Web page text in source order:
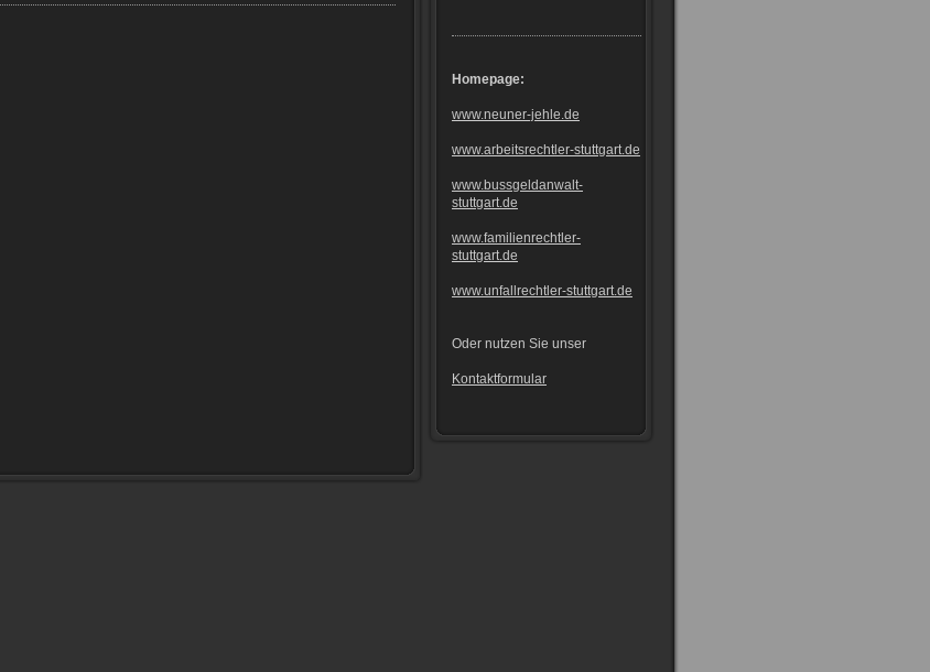
Homepage:
www.neuner-jehle.de
www.arbeitsrechtler-stuttgart.de
www.bussgeldanwalt-
stuttgart.de
www.familienrechtler-
stuttgart.de
www.unfallrechtler-stuttgart.de
Oder nutzen Sie unser
Kontaktformular